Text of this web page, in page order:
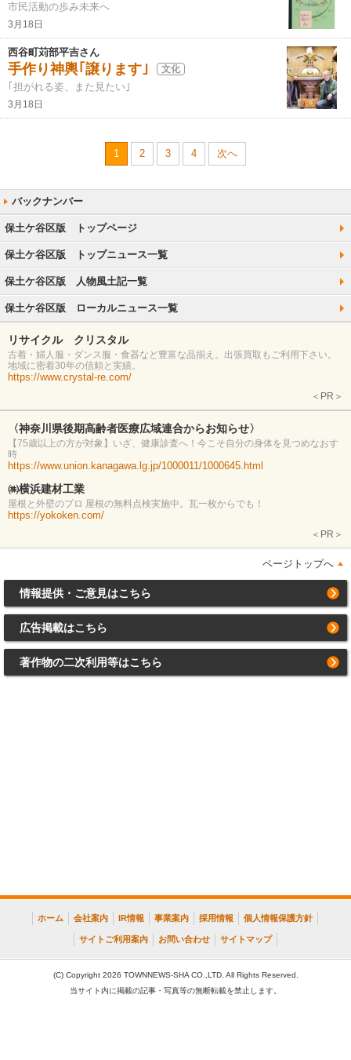
市民活動の歩み未来へ
3月18日
西谷町苅部平吉さん
手作り神輿｢譲ります｣ 文化
｢担がれる姿、また見たい｣
3月18日
1 2 3 4 次へ
保土ケ谷区版 トップページ
保土ケ谷区版 トップニュース一覧
保土ケ谷区版 人物風土記一覧
保土ケ谷区版 ローカルニュース一覧
リサイクル クリスタル
古着・婦人服・ダンス服・食器など豊富な品揃え。出張買取もご利用下さい。
地域に密着30年の信頼と実績。
https://www.crystal-re.com/
＜PR＞
〈神奈川県後期高齢者医療広域連合からお知らせ〉
【75歳以上の方が対象】いざ、健康診査へ！今こそ自分の身体を見つめなおす
時
https://www.union.kanagawa.lg.jp/1000011/1000645.html
㈱横浜建材工業
屋根と外壁のプロ 屋根の無料点検実施中。瓦一枚からでも！
https://yokoken.com/
＜PR＞
ページトップへ
情報提供・ご意見はこちら
広告掲載はこちら
著作物の二次利用等はこちら
ホーム 会社案内 IR情報 事業案内 採用情報 個人情報保護方針
サイトご利用案内 お問い合わせ サイトマップ
(C) Copyright 2026 TOWNNEWS-SHA CO.,LTD. All Rights Reserved.
当サイト内に掲載の記事・写真等の無断転載を禁止します。